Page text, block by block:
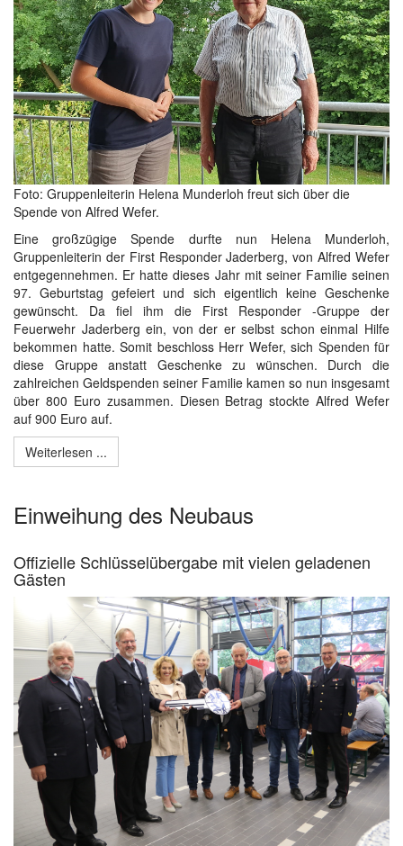
Foto: Gruppenleiterin Helena Munderloh freut sich über die
Spende von Alfred Wefer.
Eine großzügige Spende durfte nun Helena Munderloh,
Gruppenleiterin der First Responder Jaderberg, von Alfred Wefer
entgegennehmen. Er hatte dieses Jahr mit seiner Familie seinen
97. Geburtstag gefeiert und sich eigentlich keine Geschenke
gewünscht. Da fiel ihm die First Responder -Gruppe der
Feuerwehr Jaderberg ein, von der er selbst schon einmal Hilfe
bekommen hatte. Somit beschloss Herr Wefer, sich Spenden für
diese Gruppe anstatt Geschenke zu wünschen. Durch die
zahlreichen Geldspenden seiner Familie kamen so nun insgesamt
über 800 Euro zusammen. Diesen Betrag stockte Alfred Wefer
auf 900 Euro auf.
Weiterlesen ...
Einweihung des Neubaus
Offizielle Schlüsselübergabe mit vielen geladenen
Gästen